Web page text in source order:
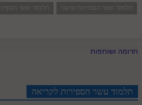
תלמוד עשר הספירות שיעור
תלמוד עשר
תרומה ושותפות
תלמוד עשר הספירות לקריאה